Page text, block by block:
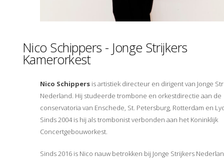
Nico Schippers - Jonge Strijkers
Kamerorkest
Nico Schippersis artistiek directeur en dirigent van Jonge
Nederland. Hij studeerde trombone en orkestdirectie aan de
conservatoria van Enschede, St. Petersburg, Rotterdam en
Sinds 2004 is hij als trombonist verbonden aan het Koninklijk
Concertgebouworkest.
Sinds 2016 is Nico nauw betrokken bij Jonge Strijkers